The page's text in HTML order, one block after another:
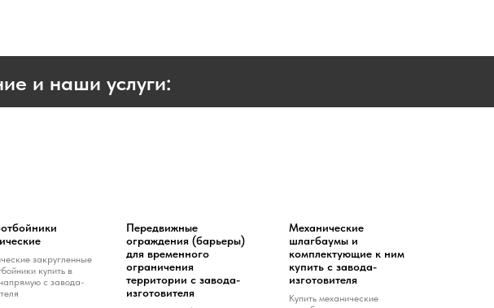
и наши услуги:
закругленные
купить в
с завода-
Передвижные
ограждения (барьеры)
для временного
ограничения
территории с завода-
изготовителя
Механические
шлагбаумы и
комплектующие к ним
купить с завода-
изготовителя
Купить механические